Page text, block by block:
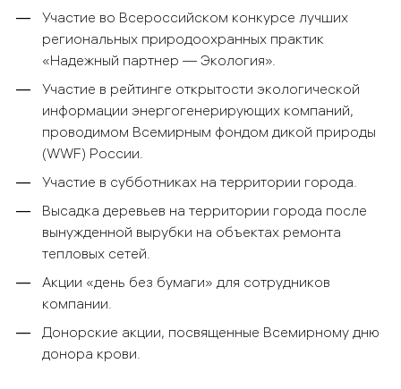
Участие во Всероссийском конкурсе лучших
региональных природоохранных практик
«Надежный партнер — Экология».
Участие в рейтинге открытости экологической
информации энергогенерирующих компаний,
проводимом Всемирным фондом дикой природы
(WWF) России.
Участие в субботниках на территории города.
Высадка деревьев на территории города после
вынужденной вырубки на объектах ремонта
тепловых сетей.
Акции «день без бумаги» для сотрудников
компании.
Донорские акции, посвященные Всемирному дню
донора крови.